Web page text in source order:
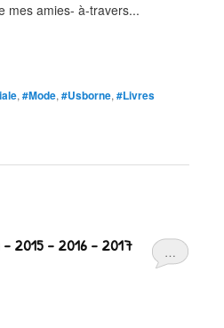
mes amies- à-travers...
, #Mode, #Usborne, #Livres
…
- 2015 - 2016 - 2017